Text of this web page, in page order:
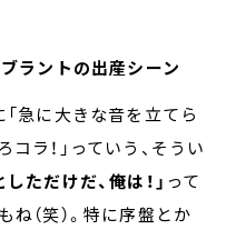
ラントの出産シーン
急に大きな音を立てら
ラ！」っていう、そうい
ただけだ、俺は！」 って
（笑）。特に序盤とか